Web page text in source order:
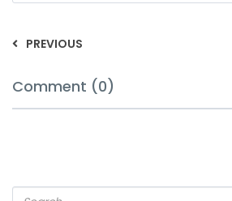
PREVIOUS
Comment (0)